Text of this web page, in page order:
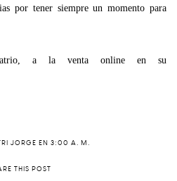
por tener siempre un momento para
a la venta online en su
JORGE EN 3:00 A. M.
THIS POST